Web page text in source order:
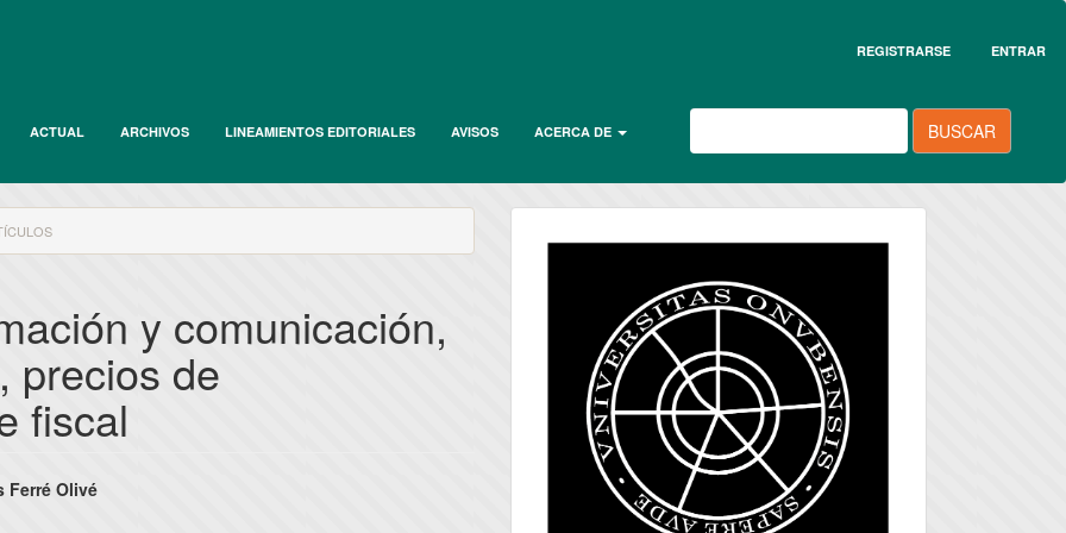
REGISTRARSE ENTRAR
ACTUAL ARCHIVOS LINEAMIENTOS EDITORIALES AVISOS ACERCA DE BUSCAR
y comunicación,
precios de
fiscal
Ferré Olivé
universidad